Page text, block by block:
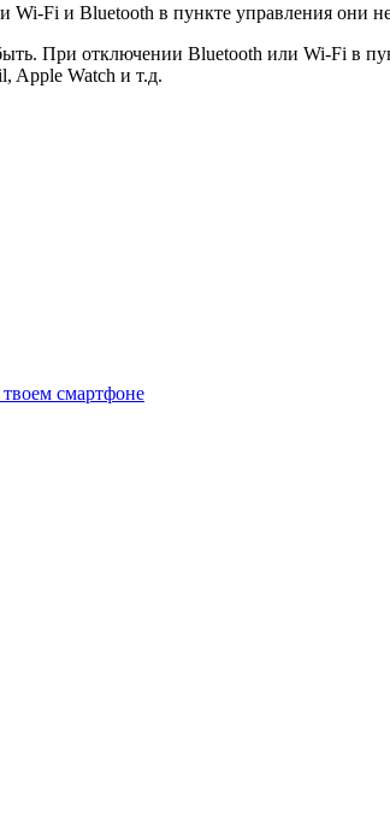
Fi и Bluetooth в пункте управления они
При отключении Bluetooth или Wi-Fi в
Apple Watch и т.д.
смартфоне